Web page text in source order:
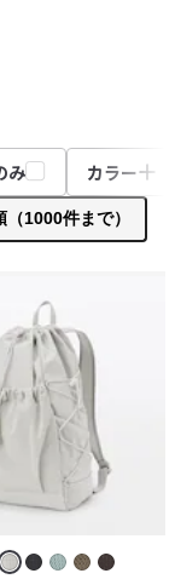
み カラー
（1000件まで）